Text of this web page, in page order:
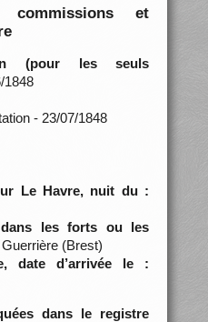
commissions et
(pour les seuls
1848
- 23/07/1848
Le Havre, nuit du :
les forts ou les
(Brest)
date d’arrivée le :
dans le registre